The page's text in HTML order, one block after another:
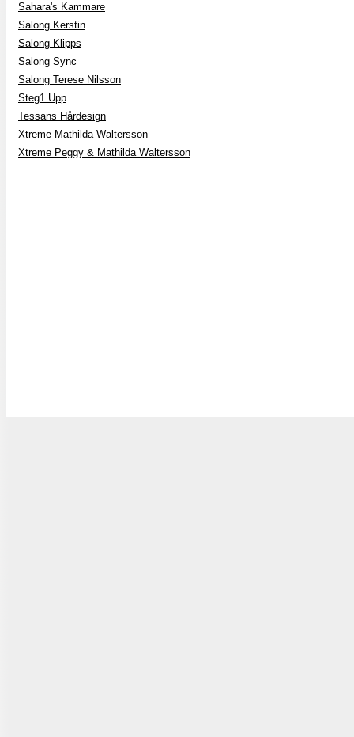
Sahara's Kammare
Salong Kerstin
Salong Klipps
Salong Sync
Salong Terese Nilsson
Steg1 Upp
Tessans Hårdesign
Xtreme Mathilda Waltersson
Xtreme Peggy & Mathilda Waltersson